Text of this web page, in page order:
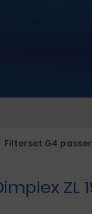
Filterset G4
ZL